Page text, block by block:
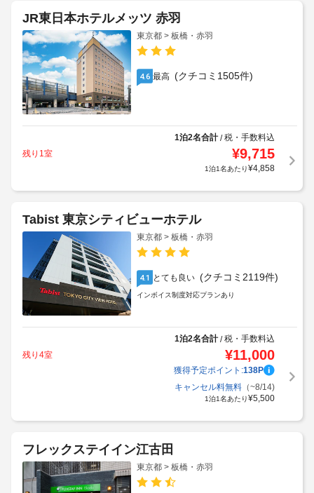
JR東日本ホテルメッツ 赤羽
東京都 > 板橋・赤羽
4.6 最高 (クチコミ1505件)
1泊2名合計/税・手数料込
残り1室
¥9,715
1泊1名あたり¥4,858
Tabist 東京シティビューホテル
東京都 > 板橋・赤羽
4.1 とても良い (クチコミ2119件)
インボイス制度対応プランあり
1泊2名合計/税・手数料込
残り4室
¥11,000
獲得予定ポイント:138P
キャンセル料無料（~8/14)
1泊1名あたり¥5,500
フレックステイイン江古田
東京都 > 板橋・赤羽